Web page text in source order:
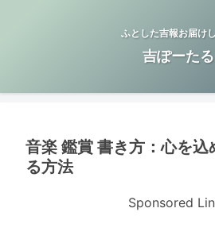
ふとした吉報お届け
吉ぽーたる
音楽 鑑賞 書き方：心を込
る方法
Sponsored